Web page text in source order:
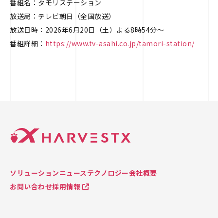
番組名：タモリステーション
放送局：テレビ朝日（全国放送）
放送日時：2026年6月20日（土）よる8時54分～
番組詳細： https://www.tv-asahi.co.jp/tamori-station/
ソリューションニューステクノロジー会社概要
お問い合わせ採用情報